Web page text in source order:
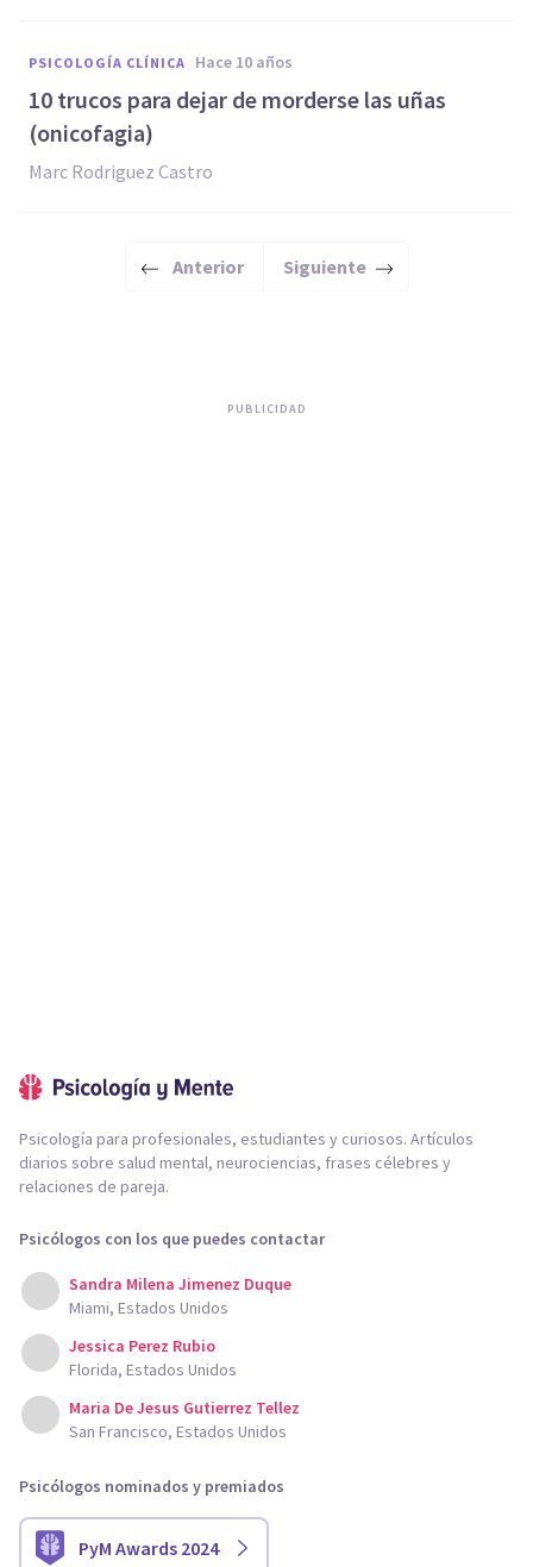
PSICOLOGÍA CLÍNICA hace 10 años
​10 trucos para dejar de morderse las uñas
(onicofagia)
Marc Rodriguez Castro
Anterior Siguiente
PUBLICIDAD
Psicología para profesionales, estudiantes y curiosos. Artículos
diarios sobre salud mental, neurociencias, frases célebres y
relaciones de pareja.
Psicólogos con los que puedes contactar
Sandra Milena Jimenez Duque
Miami, Estados Unidos
Jessica Perez Rubio
Florida, Estados Unidos
Maria De Jesus Gutierrez Tellez
San Francisco, Estados Unidos
Psicólogos nominados y premiados
PyM Awards 2024